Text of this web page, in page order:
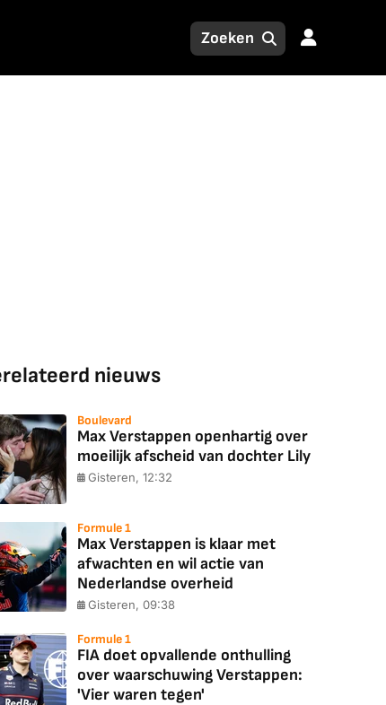
nieuws
Boulevard
Max Verstappen openhartig over
moeilijk afscheid van dochter Lily
Gisteren, 12:32
Formule 1
Max Verstappen is klaar met
afwachten en wil actie van
Nederlandse overheid
Gisteren, 09:38
Formule 1
FIA doet opvallende onthulling
over waarschuwing Verstappen:
'Vier waren tegen'